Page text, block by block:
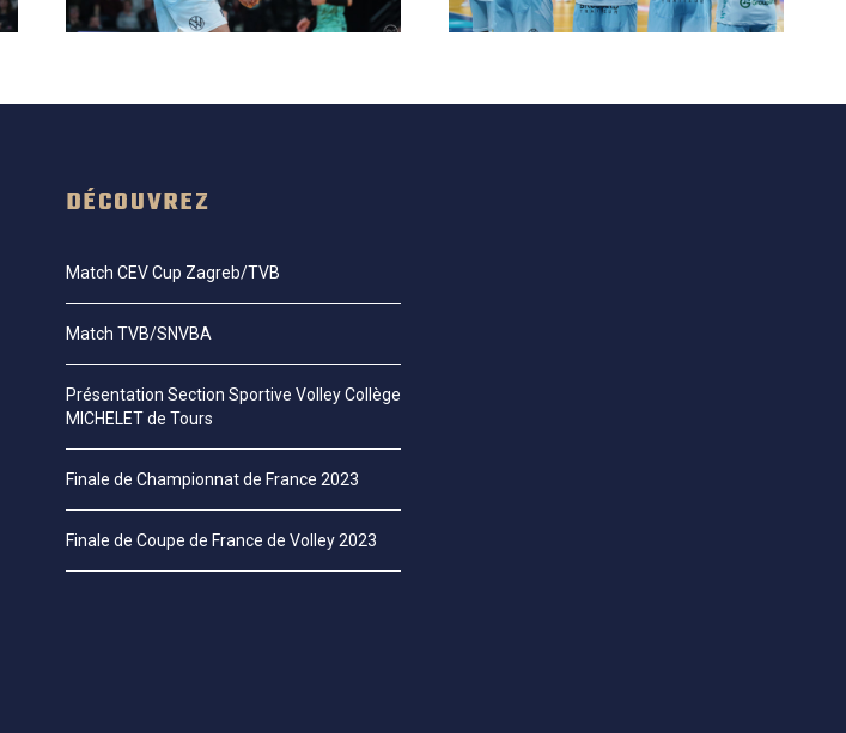
DÉCOUVREZ
Match CEV Cup Zagreb/TVB
Match TVB/SNVBA
Présentation Section Sportive Volley Collège
MICHELET de Tours
Finale de Championnat de France 2023
Finale de Coupe de France de Volley 2023